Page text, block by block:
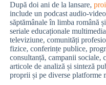
După doi ani de la lansare,
include un podcast audio-
săptămânale în limba română
seriale educaționale
televiziune, comunități
fizice, conferințe publice,
consultanță, campanii sociale,
articole de analiză și sinteză
proprii și pe diverse platforme